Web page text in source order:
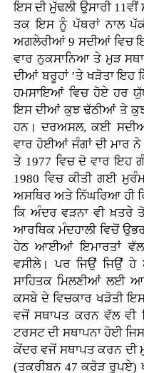
ਇਸ ਦੀ ਮੁੱਢਲੀ ਉਸਾਰੀ
ਤਕ ਇਸ ਨੂੰ ਪੱਥਰਾਂ ਨਾਲ
ਅਗਲੇਰੀਆਂ 9 ਸਦੀਆਂ ਵਿਚ
ਵਾਰ ਨੁਕਸਾਨਿਆ ਤੇ ਮੁੜ
ਦੀਆਂ ਬਰੂਹਾਂ ’ਤੇ ਖੜੋਤਾ ਇਹ
ਹਮਸਾਇਆਂ ਵਿਚ ਹੋਏ ਹਰ
ਇਸ ਦੀਆਂ ਕੁਝ ਢੱਠੀਆਂ ਤੇ
ਹਨ। ਦਰਅਸਲ, ਕਈ
ਵਾਰ ਹੋਈਆਂ ਜੰਗਾਂ ਦੀ ਮਾਰ ਨੇ
ਤੇ 1977 ਵਿਚ ਦੋ ਵਾਰ ਇਹ
1980 ਵਿਚ ਕੀਤੀ ਗਈ
ਅਸਥਿਰ ਅਤੇ ਨਿੱਘਰਿਆ ਹੀ
ਕਿ ਅੰਦਰ ਵੜਨਾ ਵੀ ਖ਼ਤਰੇ ਤੋਂ
ਆਰਥਿਕ ਮੰਦਹਾਲੀ ਵਿਚੋਂ
ਹੇਠ ਆਈਆਂ ਇਮਾਰਤਾਂ ਵੱਲ
ਵਸੀਲੇ। ਪਰ ਜਿਉਂ ਜਿਉਂ ਹੇ
ਸਾਹਿਤਕ ਮਿਲਣੀਆਂ ਲਈ
ਕਸਬੇ ਦੇ ਵਿਚਕਾਰ ਖੜੋਤੀ
ਵਜੋਂ ਸਥਾਪਤ ਕਰਨ ਵੱਲ ਵੀ
ਟਰਸਟ ਦੀ ਸਥਾਪਨਾ ਹੋਈ
ਕੇਂਦਰ ਵਜੋਂ ਸਥਾਪਤ ਕਰਨ ਦੀ
(ਤਕਰੀਬਨ 47 ਕਰੋੜ ਰੁਪਏ)